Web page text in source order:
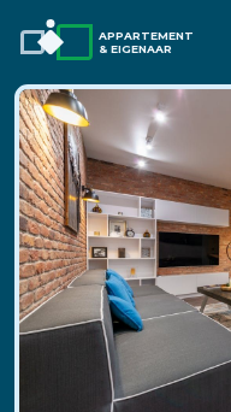
APPARTEMENT
& EIGENAAR